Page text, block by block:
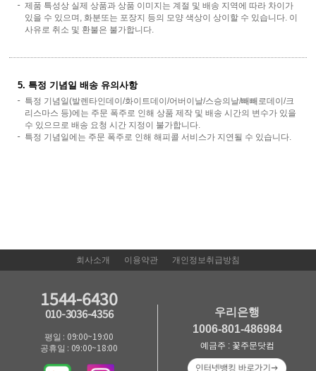
제품 특성상 실제 상품과 상품 이미지는 계절 및 배송 지역에 따라 차이가
있을 수 있으며, 화분또는 포장지 등의 모양 색상이 상이할 수 있습니다. 이
사유로 취소 및 환불은 불가합니다.
5. 특정 기념일 배송 유의사항
특정 기념일(발렌타인데이/화이트데이/어버이날/스승의날/빼빼로데이/크
리스마스 등)에는 주문 폭주로 인해 상품 제작 및 배송 시간의 변수가 있을
수 있으므로 배송 요청 시간 지정이 불가합니다.
특정 기념일에는 주문 폭주로 인해 해피콜 서비스가 지연될 수 있습니다.
회사소개 이용약관 개인정보취급방침
1544-6430
010-3036-4356
평일 : 09:00~19:00
공휴일 : 09:00~18:00
우리은행
1006-801-486984
예금주 : 꽃주문닷컴